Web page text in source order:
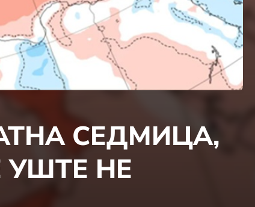
СЕДМИЦА,
УШТЕ НЕ